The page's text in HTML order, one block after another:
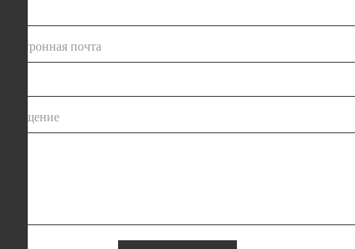
электронная почта
сообщение